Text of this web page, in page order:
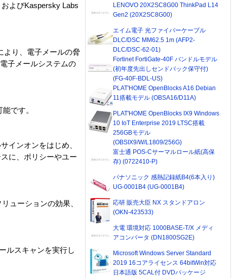
よびKaspersky Labs
より、電子メールの脅
子メールシステムの
です。
インオンをはじめ、
に、ポリシーやユー
ューションの効果、
ルスキャンを実行し
LENOVO 20X2SC8G00 ThinkPad L14
Gen2 (20X2SC8G00)
エイム電子 光ファイバーケーブル
DLC/DSC MM62.5 1m (AFP2-
DLC/DSC-62-01)
Fortinet FortiGate-40F バンドルモデル
(初年度先出しセンドバック保守付)
(FG-40F-BDL-US)
PLAT'HOME OpenBlocks A16 Debian
11搭載モデル (OBSA16/D11A)
PLAT'HOME OpenBlocks IX9 Windows
10 IoT Enterprise 2019 LTSC搭載
256GBモデル
(OBSIX9/W/L1809/256G)
富士通 POS-Cサーマルロール紙(高保
存) (0722410-P)
パナソニック 感熱記録紙B4(6本入り)
UG-0001B4 (UG-0001B4)
応研 販売大臣 NX スタンドアロン
(OKN-423533)
大電 環境対応 1000BASE-T/X メディ
アコンバータ (DN1800SG2E)
Microsoft Windows Server Standard
2019 16コアライセンス 64bitWin対応
日本語版 5CAL付 DVDパッケージ